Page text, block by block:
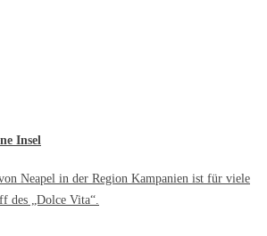
Insel
Neapel in der Region Kampanien ist für viele
des „Dolce Vita“.